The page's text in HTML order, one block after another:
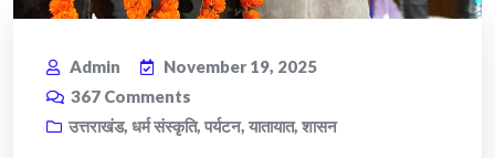
Admin
November 19, 2025
367 Comments
उत्तराखंड, धर्म संस्कृति, पर्यटन, यातायात, शासन